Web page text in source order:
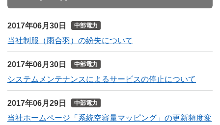
2017年06月30日 中部電力
当社制服（雨合羽）の紛失について
2017年06月30日 中部電力
システムメンテナンスによるサービスの停止について
2017年06月29日 中部電力
当社ホームページ「系統空容量マッピング」の更新頻度変